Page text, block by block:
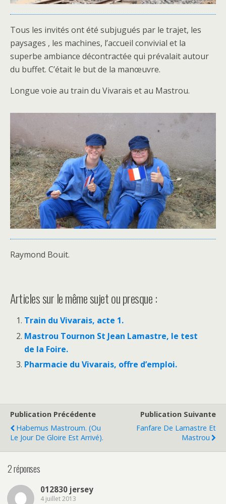
Tous les invités ont été subjugués par le trajet, les
paysages , les machines, l’accueil convivial et la
superbe ambiance décontractée qui prévalait autour
du buffet. C’était le but de la manœuvre.
Longue voie au train du Vivarais et au Mastrou.
Raymond Bouit.
Articles sur le même sujet ou presque :
Train du Vivarais, acte 1.
Mastrou Tournon St Jean Lamastre, le test
de la Foire.
Pharmacie du Vivarais, offre d’emploi.
Publication Précédente
Habemus Mastroum. (Ou
Le Jour De Gloire Est Arrivé).
Publication Suivante
Fanfare De Lamastre Et
Mastrou
2 réponses
012830 jersey
4 juillet 2013